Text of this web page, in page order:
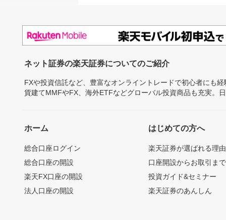
ネット証券の楽天証券についてのご紹介
FXや投資信託など、豊富なオンライントレードで初心者にも
貨建てMMFやFX、海外ETFなどグローバル投資商品も充実。
ホーム
総合口座ログイン
総合口座の開設
楽天FX口座の開設
法人口座の開設
はじめての方へ
楽天証券が選ばれる理由
口座開設からお取引ま
投資ガイド&セミナー
楽天証券のあんしん